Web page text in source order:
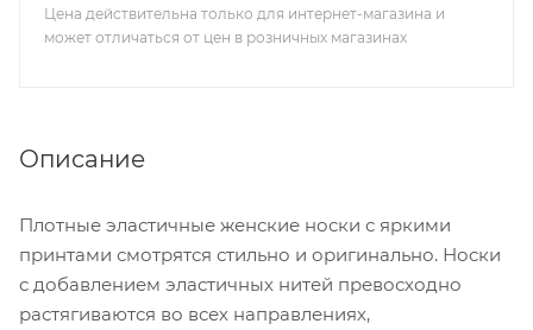
Цена действительна только для интернет-магазина и
может отличаться от цен в розничных магазинах
Описание
Плотные эластичные женские носки с яркими
принтами смотрятся стильно и оригинально. Носки
с добавлением эластичных нитей превосходно
растягиваются во всех направлениях,